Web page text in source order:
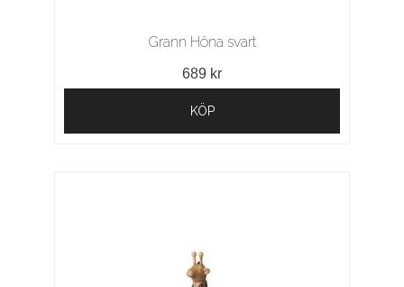
Grann Höna svart
689 kr
KÖP